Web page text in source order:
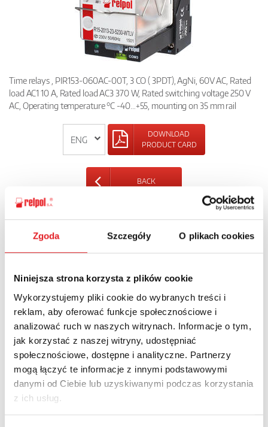
Zgoda Szczegóły O plikach cookies
Niniejsza strona korzysta z plików cookie
Wykorzystujemy pliki cookie do wybranych treści i
reklam, aby oferować funkcje społecznościowe i
analizować ruch w naszych witrynach. Informacje o tym,
jak korzystać z naszej witryny, udostępniać
społecznościowe, dostępne i analityczne. Partnerzy
mogą łączyć te informacje z innymi podstawowymi
danymi od Ciebie lub uzyskiwanymi podczas korzystania
z ich usług.
Time relays , PIR153-060AC-00T, 3 CO ( 3PDT), AgNi, 60V AC, Rated
load AC1 10 A, Rated load AC3 370 W, Rated switching voltage 250 V
AC, Operating temperature °C -40…+55, mounting on 35 mm rail
DOWNLOAD
PRODUCT CARD
BACK
Ask for the details of the offer
Name: *
Email: *
Company: